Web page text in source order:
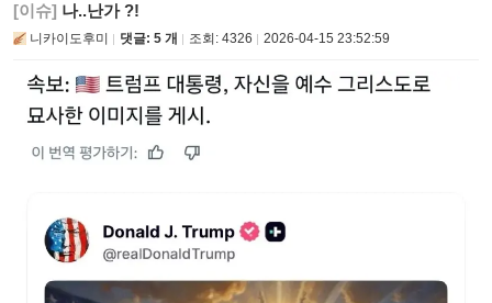
[이슈] 나..난가 ?!
니카이도후미 댓글: 5 개 조회: 4326 2026-04-15 23:52:59